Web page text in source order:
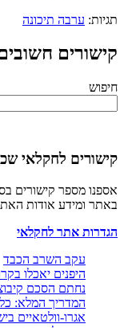
ערבה תיכונה
חשובים
לחקלאי שכדאי
מספר קישורים
אודות האתר.
אתר לחקלאי
עקב השרב הכבד
היפנים יאכלו בקרוב
נחתם הסכם קיבוצי
המדריך המלא: כל
אגרו-וולטאיים בישראל